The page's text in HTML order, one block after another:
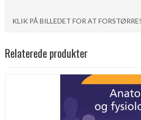
KLIK PÅ BILLEDET FOR AT FORSTØRRE!
Relaterede produkter